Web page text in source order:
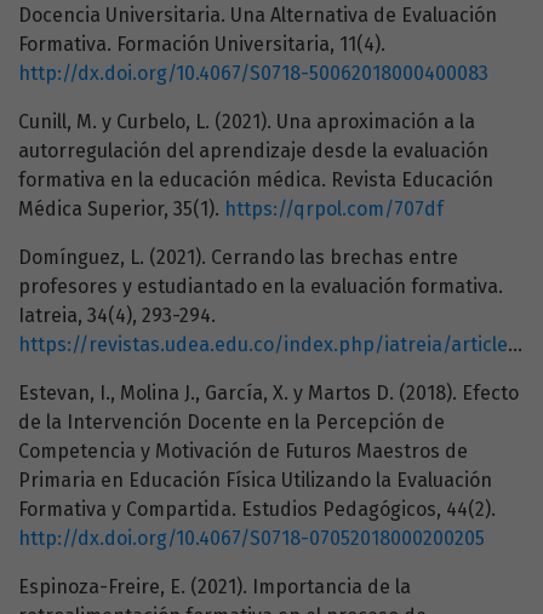
Docencia Universitaria. Una Alternativa de Evaluación
Formativa. Formación Universitaria, 11(4).
http://dx.doi.org/10.4067/S0718-50062018000400083
Cunill, M. y Curbelo, L. (2021). Una aproximación a la
autorregulación del aprendizaje desde la evaluación
formativa en la educación médica. Revista Educación
Médica Superior, 35(1). https://qrpol.com/707df
Domínguez, L. (2021). Cerrando las brechas entre
profesores y estudiantado en la evaluación formativa.
Iatreia, 34(4), 293-294.
https://revistas.udea.edu.co/index.php/iatreia/article/view/346750/20805691
Estevan, I., Molina J., García, X. y Martos D. (2018). Efecto
de la Intervención Docente en la Percepción de
Competencia y Motivación de Futuros Maestros de
Primaria en Educación Física Utilizando la Evaluación
Formativa y Compartida. Estudios Pedagógicos, 44(2).
http://dx.doi.org/10.4067/S0718-07052018000200205
Espinoza-Freire, E. (2021). Importancia de la